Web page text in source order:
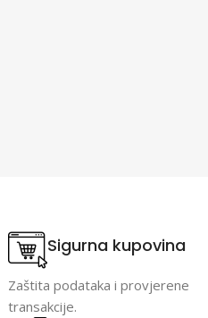
Sigurna kupovina
Zaštita podataka i provjerene
transakcije.